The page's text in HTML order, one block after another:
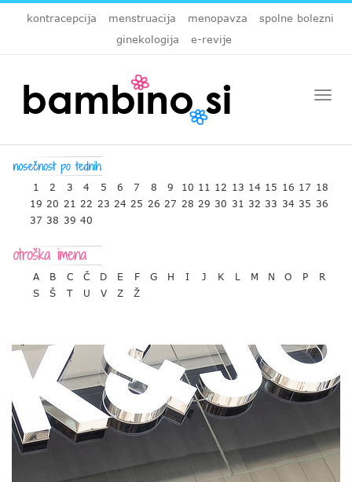
kontracepcija menstruacija menopavza
spolne bolezni
ginekologija
e-revije
1 2 3 4 5 6 7 8 9 10 11 12 13 14 15 16 17 18
19 20 21 22 23 24 25 26 27 28 29 30 31 32 33 34 35 36
37 38 39 40
A B C Č D E F G H I J K L M N O P
R
S
Š T U V Z Ž